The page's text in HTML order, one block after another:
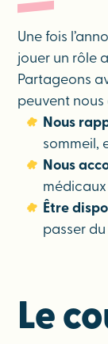
Une fois
jouer un rôle
Partageons
peuvent nous
Nous
sommeil,
Nous
médicaux
Être
passer
Le